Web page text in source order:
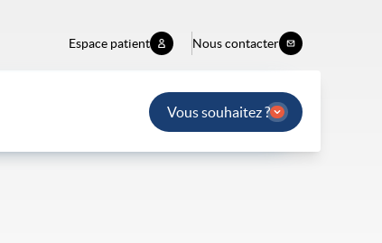
Espace patient Nous contacter
Vous souhaitez ?